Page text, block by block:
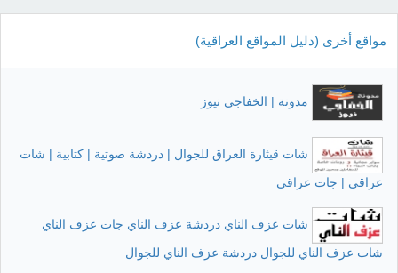
مواقع أخرى (دليل المواقع العراقية)
مدونة | الخفاجي نيوز
شات قيثارة العراق للجوال | دردشة صوتية | كتابية | شات
عراقي | جات عراقي
شات عزف الناي دردشة عزف الناي جات عزف الناي
شات عزف الناي للجوال دردشة عزف الناي للجوال